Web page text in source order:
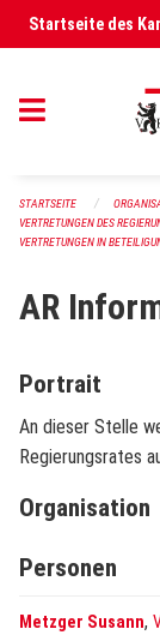
Navigation überspringen
Startseite des
STARTSEITE
VERTRETUNGEN DES
VERTRETUNGEN IN
AR
Portrait
An dieser Stelle
Regierungsrates
Organisation
Personen
Metzger Susann,